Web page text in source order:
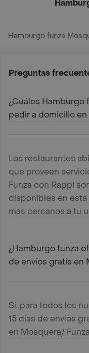
Hamburgo funza
Preguntas
¿Cuáles Hamburgo
pedir a domicilio
Los restaurantes
que proveen
Funza con Rappi
disponibles en
mas cercanos a tu
¿Hamburgo funza
de envíos gratis en
Sí, para todos los
15 días de envíos
en Mosquera/ Funza